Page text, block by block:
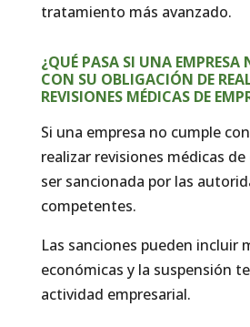
tratamiento más avanzado.
¿QUÉ PASA SI UNA EMPRESA
CON SU OBLIGACIÓN DE
REVISIONES MÉDICAS DE
Si una empresa no cumple
realizar revisiones médicas
ser sancionada por las
competentes.
Las sanciones pueden incluir
económicas y la suspensión
actividad empresarial.